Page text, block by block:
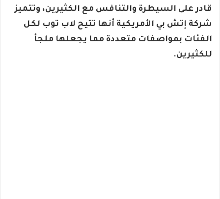
قادر على السيطرة والتنافس مع الكثيرين، وتتميز
شركة إتش بي الأمريكية أنها تتيح لاب توب لكل
الفئات بمواصفات متعددة مما يجعلها ملجأ
للكثيرين.